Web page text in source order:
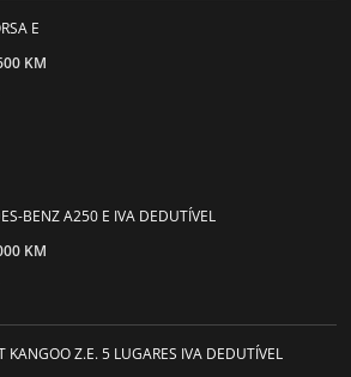
E
KM
BENZ A250 E IVA DEDUTÍVEL
KM
KANGOO Z.E. 5 LUGARES IVA DEDUTÍVEL